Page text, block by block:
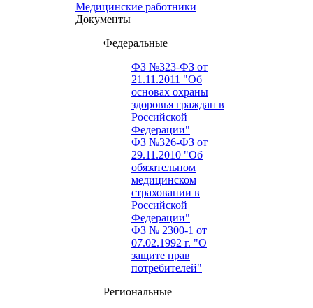
Медицинские работники
Документы
Федеральные
ФЗ №323-ФЗ от
21.11.2011 "Об
основах охраны
здоровья граждан в
Российской
Федерации"
ФЗ №326-ФЗ от
29.11.2010 "Об
обязательном
медицинском
страховании в
Российской
Федерации"
ФЗ № 2300-1 от
07.02.1992 г. "О
защите прав
потребителей"
Региональные